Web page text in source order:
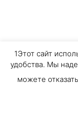
1Этот сайт
удобства. Мы
можете